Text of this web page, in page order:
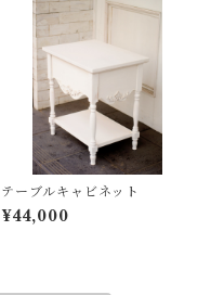
テーブルキャビネット
¥44,000